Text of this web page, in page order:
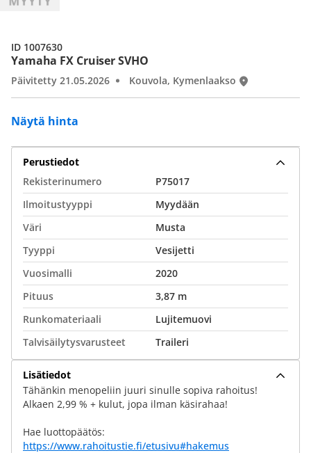
Yamaha FX Cruiser SVHO
Näytä hinta
Päivitetty 21.05.2026 Kouvola, Kymenlaakso
ID 1007630
Perustiedot
Rekisterinumero
P75017
Ilmoitustyyppi
Myydään
Väri
Musta
Tyyppi
Vesijetti
Vuosimalli
2020
Pituus
3,87 m
Runkomateriaali
Lujitemuovi
Talvisäilytysvarusteet
Traileri
Lisätiedot
Tähänkin menope­liin juuri sinulle sopiva rahoitus!
Alkaen 2,99 % + kulut, jopa ilman käsirahaa!
Hae luottopäätös:
https://www.rahoitustie.fi/etusivu#hakemus